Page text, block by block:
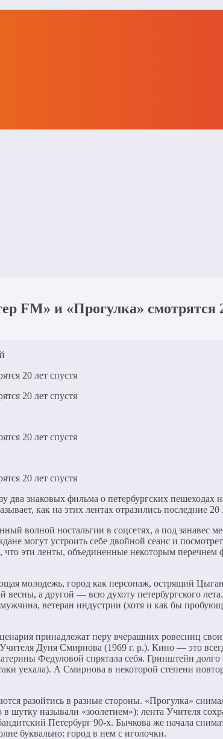
FM» и «Прогулка» смотрятся
знаковых фильма о петербургских
как на этих лентах отразились последние 20
волной ностальгии в соцсетях, а под занавес
могут устроить себе двойной сеанс и
эти ленты, объединенные некоторым
молодежь, город как персонаж, острящий
а другой — всю духоту петербургского
ветеран индустрии (хотя и как бы
принадлежат перу вчерашних ровесниц
Дуня Смирнова (1969 г. р.). Кино — это
Федуловой спрятала себя. Гринштейн
уехала). А Смирнова в некоторой степени
разойтись в разные стороны. «Прогулка»
шутку называли «зоолетием»): лента Учителя
Петербург 90-х. Бычкова же начала
буквально: город в нем с иголочки.